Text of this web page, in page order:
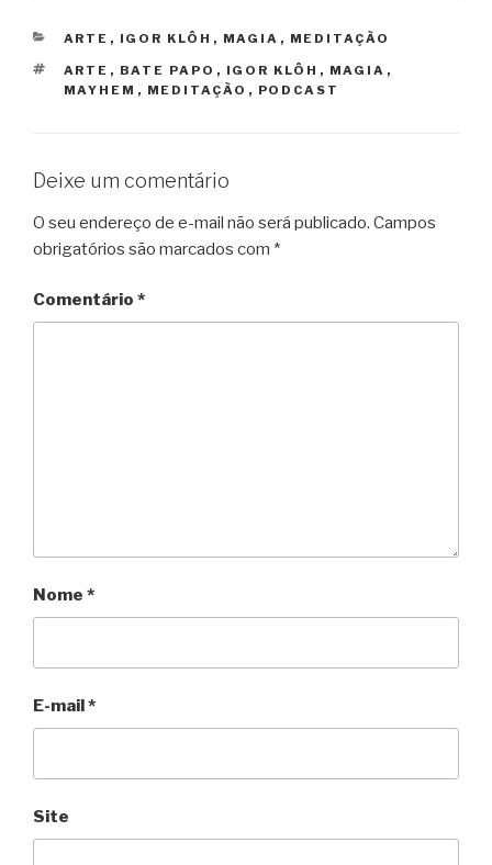
CATEGORIAS
ARTE , IGOR KLÔH , MAGIA , MEDITAÇÃO
TAGS
ARTE , BATE PAPO , IGOR KLÔH , MAGIA ,
MAYHEM , MEDITAÇÃO , PODCAST
Deixe um comentário
O seu endereço de e-mail não será publicado. Campos
obrigatórios são marcados com *
Comentário *
Nome *
E-mail*
Site